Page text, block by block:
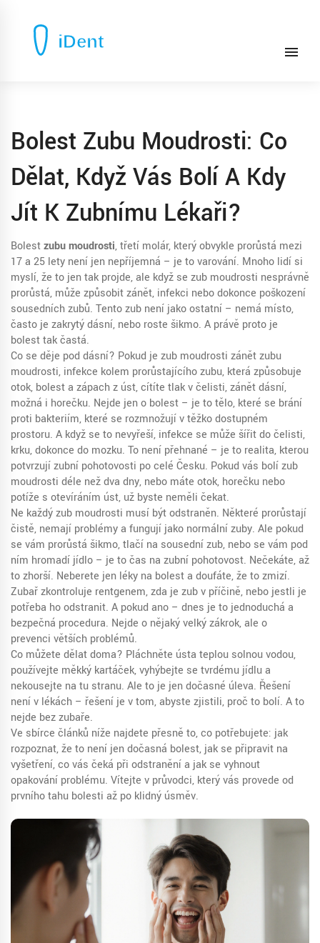
Bolest Zubu Moudrosti: Co
Dělat, Když Vás Bolí A Kdy
Jít K Zubnímu Lékaři?
Bolestzubu moudrosti,třetí molár, který obvykle prorůstá mezi
17 a 25 lety není jen nepříjemná – je to varování. Mnoho lidí si
myslí, že to jen tak projde, ale když se zub moudrosti nesprávně
prorůstá, může způsobit zánět, infekci nebo dokonce poškození
sousedních zubů. Tento zub není jako ostatní – nemá místo,
často je zakrytý dásní, nebo roste šikmo. A právě proto je
bolest tak častá.
Co se děje pod dásní? Pokud je zub moudrosti zánět zubu
moudrosti, infekce kolem prorůstajícího zubu, která způsobuje
otok, bolest a zápach z úst, cítíte tlak v čelisti, zánět dásní,
možná i horečku. Nejde jen o bolest – je to tělo, které se brání
proti bakteriím, které se rozmnožují v těžko dostupném
prostoru. A když se to nevyřeší, infekce se může šířit do čelisti,
krku, dokonce do mozku. To není přehnané – je to realita, kterou
potvrzují zubní pohotovosti po celé Česku. Pokud vás bolí zub
moudrosti déle než dva dny, nebo máte otok, horečku nebo
potíže s otevíráním úst, už byste neměli čekat.
Ne každý zub moudrosti musí být odstraněn. Některé prorůstají
čistě, nemají problémy a fungují jako normální zuby. Ale pokud
se vám prorůstá šikmo, tlačí na sousední zub, nebo se vám pod
ním hromadí jídlo – je to čas na zubní pohotovost. Nečekáte, až
to zhorší. Neberete jen léky na bolest a doufáte, že to zmizí.
Zubař zkontroluje rentgenem, zda je zub v příčině, nebo jestli je
potřeba ho odstranit. A pokud ano – dnes je to jednoduchá a
bezpečná procedura. Nejde o nějaký velký zákrok, ale o
prevenci větších problémů.
Co můžete dělat doma? Pláchněte ústa teplou solnou vodou,
používejte měkký kartáček, vyhýbejte se tvrdému jídlu a
nekousejte na tu stranu. Ale to je jen dočasné úleva. Řešení
není v lékách – řešení je v tom, abyste zjistili, proč to bolí. A to
nejde bez zubaře.
Ve sbírce článků níže najdete přesně to, co potřebujete: jak
rozpoznat, že to není jen dočasná bolest, jak se připravit na
vyšetření, co vás čeká při odstranění a jak se vyhnout
opakování problému. Vítejte v průvodci, který vás provede od
prvního tahu bolesti až po klidný úsměv.